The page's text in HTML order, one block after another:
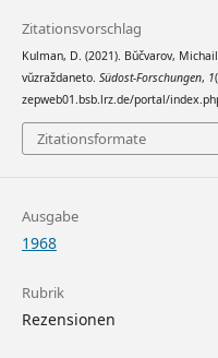
Zitationsvorschlag
Kulman, D. (2021). Bŭčvarov,
vŭzraždaneto. Südost-Forschungen, 1
zepweb01.bsb.lrz.de/portal/
Zitationsformate
Ausgabe
1968
Rubrik
Rezensionen